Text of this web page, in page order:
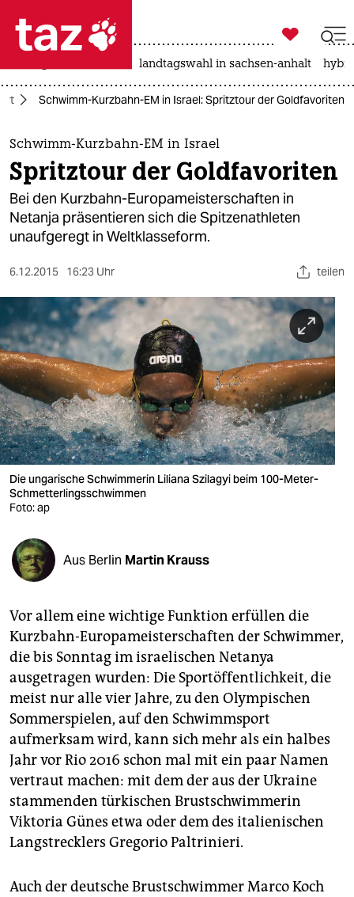
 taz zahl ich
taz zahl ich
themen
politik
öko
gesellschaft
sport
berlin
nord
wahrheit
verlag
verlag
shop
fragen & hilfe
unterstützen
abo
genossenschaft
epaper login

taz zahl ich
landtagswahl in sachsen-anhalt
Schwimm-Kurzbahn-EM in Israel: Spritztour der Goldfavoriten
Schwimm-Kurzbahn-EM in Israel
Spritztour der Goldfavoriten
Bei den Kurzbahn-Europameisterschaften in
Netanja präsentieren sich die Spitzenathleten
unaufgeregt in Weltklasseform.
6.12.2015 16:23 Uhr teilen
Die ungarische Schwimmerin Liliana Szilagyi beim 100-Meter-
Schmetterlingsschwimmen
Foto: ap
Aus Berlin Martin Krauss
Vor allem eine wichtige Funktion erfüllen die
Kurzbahn-Europameisterschaften der Schwimmer,
die bis Sonntag im israelischen Netanya
ausgetragen wurden: Die Sportöffentlichkeit, die
meist nur alle vier Jahre, zu den Olympischen
Sommerspielen, auf den Schwimmsport
aufmerksam wird, kann sich mehr als ein halbes
Jahr vor Rio 2016 schon mal mit ein paar Namen
vertraut machen: mit dem der aus der Ukraine
stammenden türkischen Brustschwimmerin
Viktoria Günes etwa oder dem des italienischen
Langstrecklers Gregorio Paltrinieri.
Auch der deutsche Brustschwimmer Marco Koch